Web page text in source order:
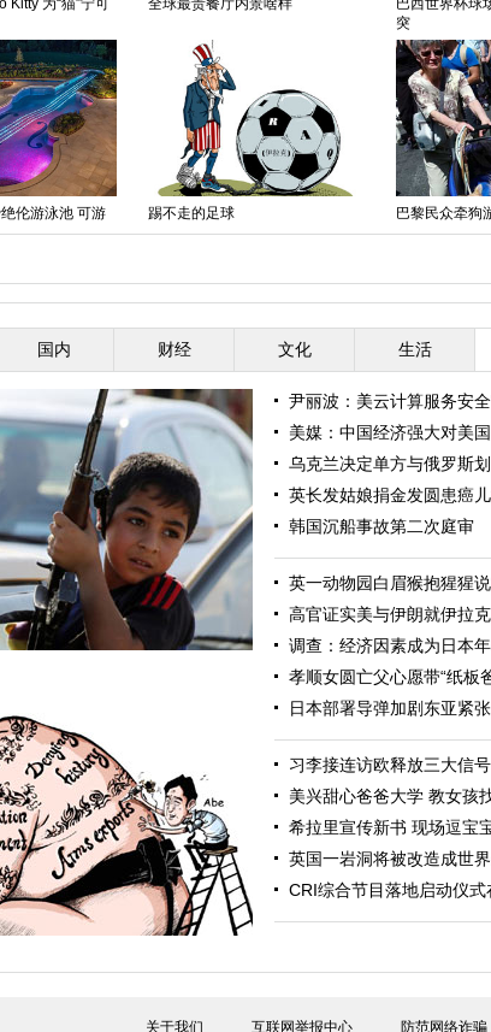
为“猫”宁可
全球最贵餐厅内景啥样
巴西世界杯球
突
伦游泳池 可游
踢不走的足球
巴黎民众牵狗
权利
国内 财经 文化 生活
年拿起武器准备迎战极端武装
尹丽波：美云计算服务安
美媒：中国经济强大对美
乌克兰决定单方与俄罗斯
英长发姑娘捐金发圆患癌
韩国沉船事故第二次庭审
英一动物园白眉猴抱猩猩说
高官证实美与伊朗就伊拉
调查：经济因素成为日本
孝顺女圆亡父心愿带“纸板
日本部署导弹加剧东亚紧张
习李接连访欧释放三大信号
美兴甜心爸爸大学 教女孩
希拉里宣传新书 现场逗宝
英国一岩洞将被改造成世
CRI综合节目落地启动仪式
关于我们 互联网举报中心 防范网络诈骗